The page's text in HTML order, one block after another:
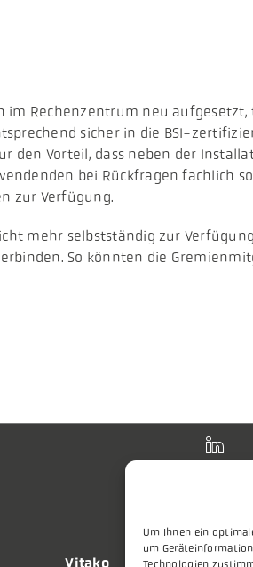
Um Ihnen ein
um
Technologien
Rechenzentrum neu
sicher in die BSI-
den Vorteil, dass neben der
bei Rückfragen fachlich
zur Verfügung.
mehr selbstständig zur
So könnten die
Vitako